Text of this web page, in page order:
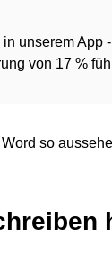
unserem App
von 17 %
so